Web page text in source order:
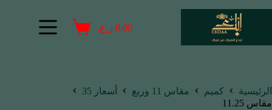
0.00 ر.ع.
الرئيسية كميم مقاس 11 وربع
أسعار 35
مقاس 11.25